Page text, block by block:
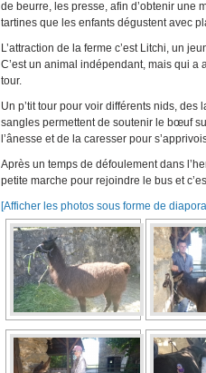
de beurre, les presse, afin d’obtenir une
tartines que les enfants dégustent avec
L’attraction de la ferme c’est Litchi, un
C’est un animal indépendant, mais qui
tour.
Un p’tit tour pour voir différents nids,
sangles permettent de soutenir le bœuf
l’ânesse et de la caresser pour
Après un temps de défoulement dans
petite marche pour rejoindre le bus et
[Afficher les photos sous forme de